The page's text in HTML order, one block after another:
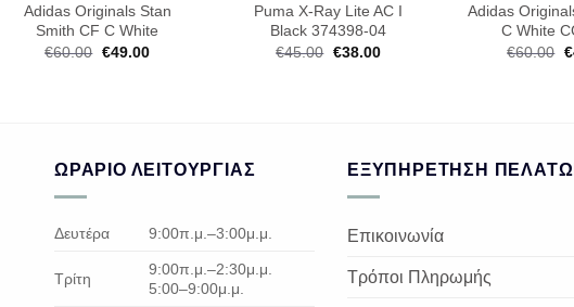
Adidas Originals Stan
Smith CF C White
€60.00 Original
€49.00Η
Puma X-Ray Lite AC I
Black 374398-04
€45.00 Original
€38.00Η
Adidas
C White
€60.00 €
ΩΡΆΡΙΟ ΛΕΙΤΟΥΡΓΊΑΣ
Δευτέρα 9:00π.μ.–3:00μ.μ.
Τρίτη
9:00π.μ.–2:30μ.μ.
5:00–9:00μ.μ.
ΕΞΥΠΗΡΈΤΗΣΗ
Επικοινωνία
Τρόποι Πληρωμής